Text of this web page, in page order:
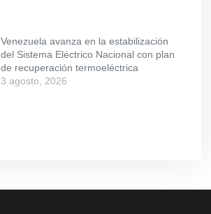
Venezuela avanza en la estabilización
del Sistema Eléctrico Nacional con plan
de recuperación termoeléctrica
3 agosto, 2026